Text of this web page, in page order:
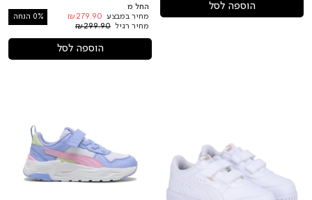
הוספה לסל
0% הנחה
החל מ
מחיר במבצע ₪279.90
מחיר רגיל ₪299.90
הוספה לסל
נעלי
PUMA